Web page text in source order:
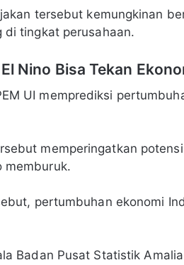
tersebut kemungkinan
di tingkat perusahaan.
Nino Bisa Tekan
UI memprediksi
memperingatkan
memburuk.
pertumbuhan ekonomi
Badan Pusat Statistik